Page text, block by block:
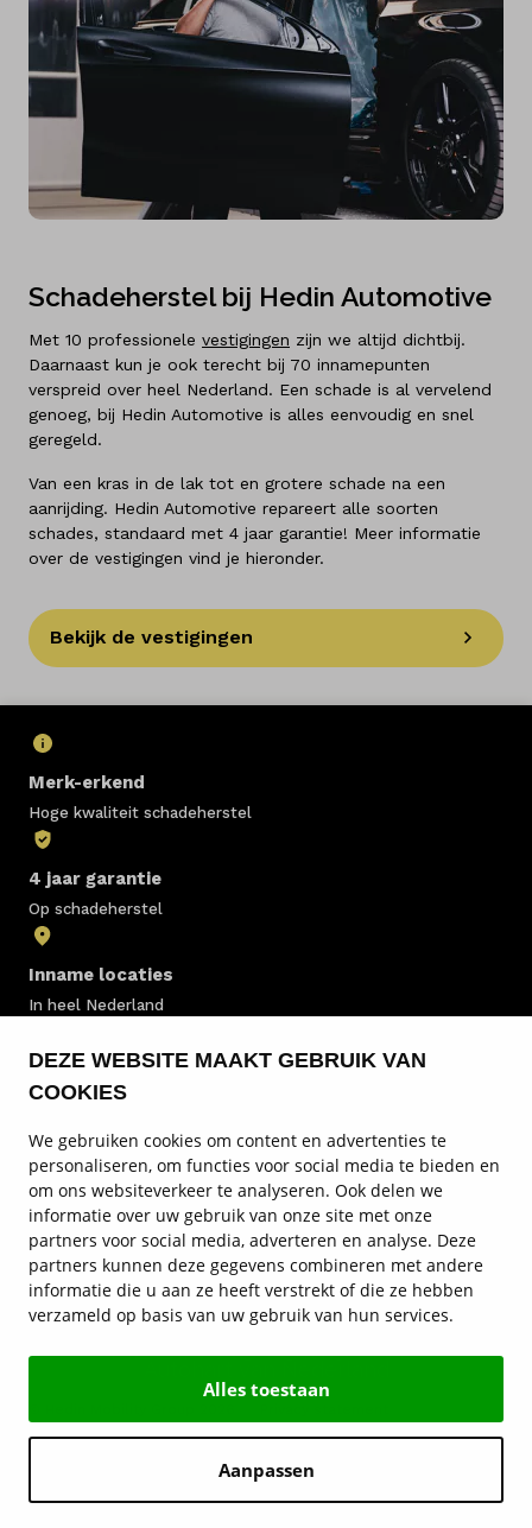
DEZE WEBSITE MAAKT GEBRUIK VAN
COOKIES
We gebruiken cookies om content en advertenties te
personaliseren, om functies voor social media te bieden en
om ons websiteverkeer te analyseren. Ook delen we
informatie over uw gebruik van onze site met onze
partners voor social media, adverteren en analyse. Deze
partners kunnen deze gegevens combineren met andere
informatie die u aan ze heeft verstrekt of die ze hebben
verzameld op basis van uw gebruik van hun services.
Alles toestaan
Aanpassen
Schadeherstel bij Hedin Automotive
Met 10 professionele vestigingen zijn we altijd dichtbij.
Daarnaast kun je ook terecht bij 70 innamepunten
verspreid over heel Nederland. Een schade is al vervelend
genoeg, bij Hedin Automotive is alles eenvoudig en snel
geregeld.
Van een kras in de lak tot en grotere schade na een
aanrijding. Hedin Automotive repareert alle soorten
schades, standaard met 4 jaar garantie! Meer informatie
over de vestigingen vind je hieronder.
Bekijk de vestigingen
Merk-erkend
Hoge kwaliteit schadeherstel
4 jaar garantie
Op schadeherstel
Inname locaties
In heel Nederland
Schadeherstel
Door specialisten
Autoschade
Reparatie & herstel
Vestigingen
Service en contact